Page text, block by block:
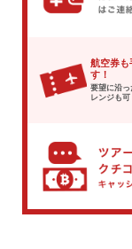
航空券も
す！
要望に沿
レンジも可